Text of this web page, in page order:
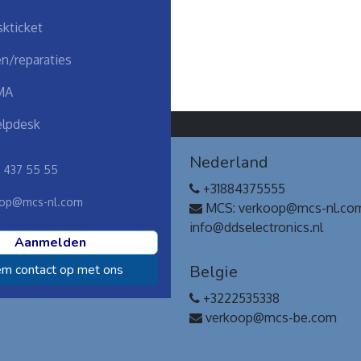
reparaties
437 55 55
nl.com
Aanmelden
contact op met ons
simpel.
Nederland
+31884375555
MCS: verkoop@mcs-
info@ddselectronics.nl
Belgie
+3222535338
verkoop@mcs-be.com